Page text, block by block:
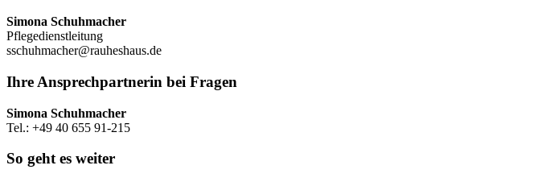
Simona Schuhmacher
Pflegedienstleitung
sschuhmacher@rauheshaus.de
Ihre Ansprechpartnerin bei Fragen
Simona Schuhmacher
Tel.: +49 40 655 91-215
So geht es weiter